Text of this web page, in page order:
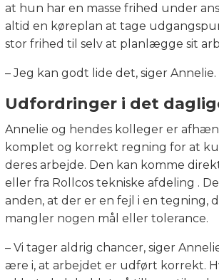
at hun har en masse frihed under
altid en køreplan at tage
stor frihed til selv at planlægge sit
– Jeg kan godt lide det, siger Annelie.
Udfordringer i det
Annelie og hendes kolleger er
komplet og korrekt regning for at
deres arbejde. Den kan komme
eller fra Rollcos tekniske afdeling .
anden, at der er en fejl i en tegning,
mangler nogen mål eller tolerance.
– Vi tager aldrig chancer, siger
ære i, at arbejdet er udført korrekt.